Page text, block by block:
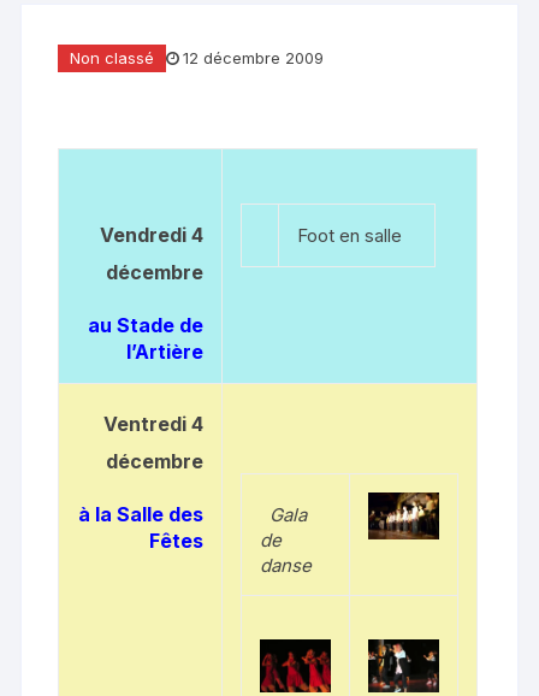
Non classé 12 décembre 2009
Vendredi 4
décembre
au Stade de
l’Artière
Foot en salle
Ventredi 4
décembre
à la Salle des
Fêtes
Gala
de
danse